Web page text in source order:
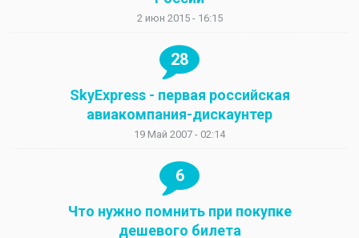
2 июн 2015 - 16:15
28
SkyExpress - первая российская
авиакомпания-дискаунтер
19 Май 2007 - 02:14
6
Что нужно помнить при покупке
дешевого билета